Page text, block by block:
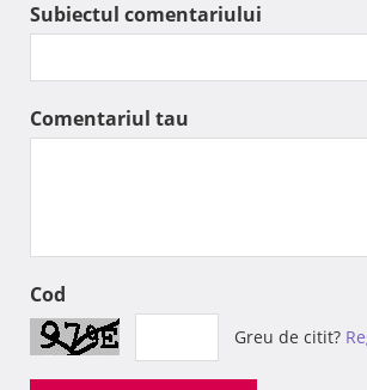
Subiectul comentariului
Comentariul tau
Cod
Greu de citit?